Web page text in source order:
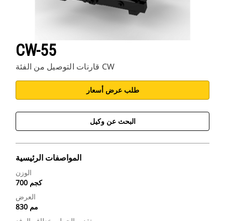
CW-55
قارنات التوصيل من الفئة CW
طلب عرض أسعار
البحث عن وكيل
المواصفات الرئيسية
الوزن
700 كجم
العرض
830 مم